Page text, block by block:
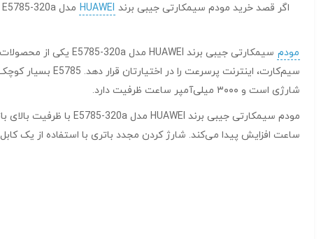
اگر قصد خرید مودم سیمکارتی جیبی برند HUAWEI مدل E5785-320a را دارید، کالکشن فروشگاه
مودم
شارژی است و ۳۰۰۰ میلی‌آمپر ساعت ظرفیت دارد.
ساعت افزایش پیدا می‌کند. شارژ کردن مجدد باتری با استفاده از یک کابل micro USB انجام می‌‎شود.